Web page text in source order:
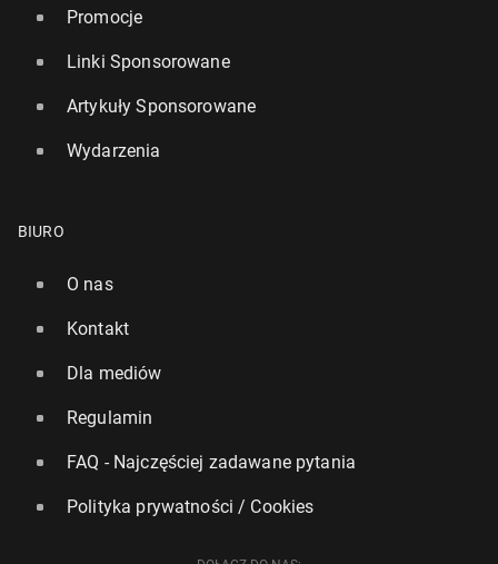
Promocje
Linki Sponsorowane
Artykuły Sponsorowane
Wydarzenia
BIURO
O nas
Kontakt
Dla mediów
Regulamin
FAQ - Najczęściej zadawane pytania
Polityka prywatności / Cookies